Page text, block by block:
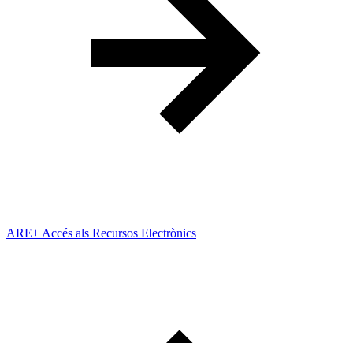
ARE+ Accés als Recursos Electrònics